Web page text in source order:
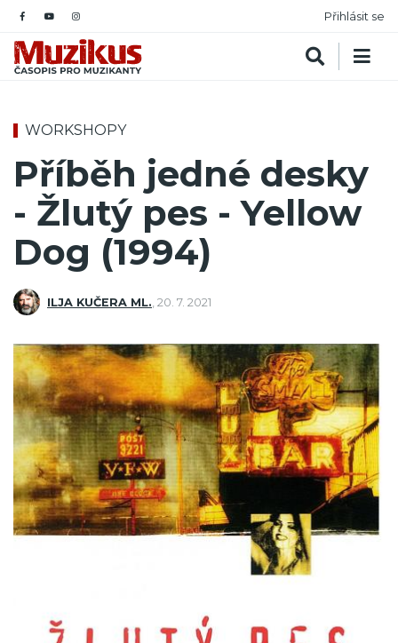
Přihlásit se
WORKSHOPY
Příběh jedné desky
- Žlutý pes - Yellow
Dog (1994)
ILJA KUČERA ML. 20. 7. 2021